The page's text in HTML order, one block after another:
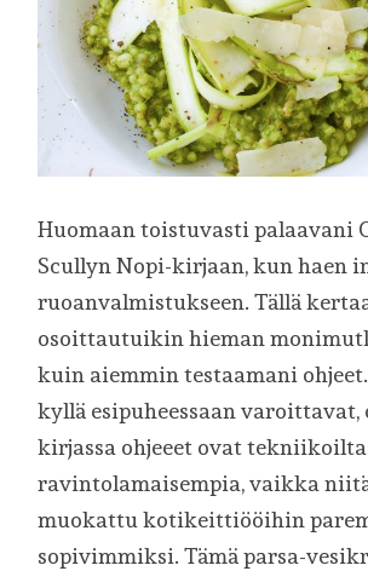
Huomaan toistuvasti palaavani
Scullyn Nopi-kirjaan, kun haen
ruoanvalmistukseen. Tällä
osoittautuikin hieman
kuin aiemmin testaamani
kyllä esipuheessaan varoittavat,
kirjassa ohjeeet ovat
ravintolamaisempia, vaikka
muokattu kotikeittiööihin
sopivimmiksi. Tämä parsa-